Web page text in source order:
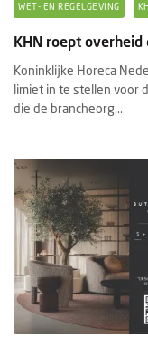
WET- EN REGELGEVING
KHN roept
Koninklijke Horeca
limiet in te stellen voor
die de brancheorg...